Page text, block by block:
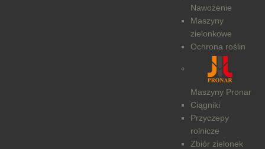
Nawożenie
Maszyny
zielonkowe
Ochrona roślin
Maszyny Pronar
Ciągniki
Przyczepy
rolnicze
Zbiór zielonek